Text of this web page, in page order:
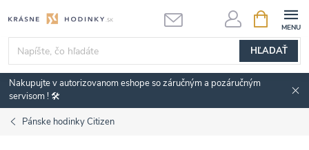
na
obsah
HĽADAŤ
KOŠÍK
Nakupujte v autorizovanom eshope so záručným a pozáručným
servisom ! 🛠️
Pánske hodinky Citizen